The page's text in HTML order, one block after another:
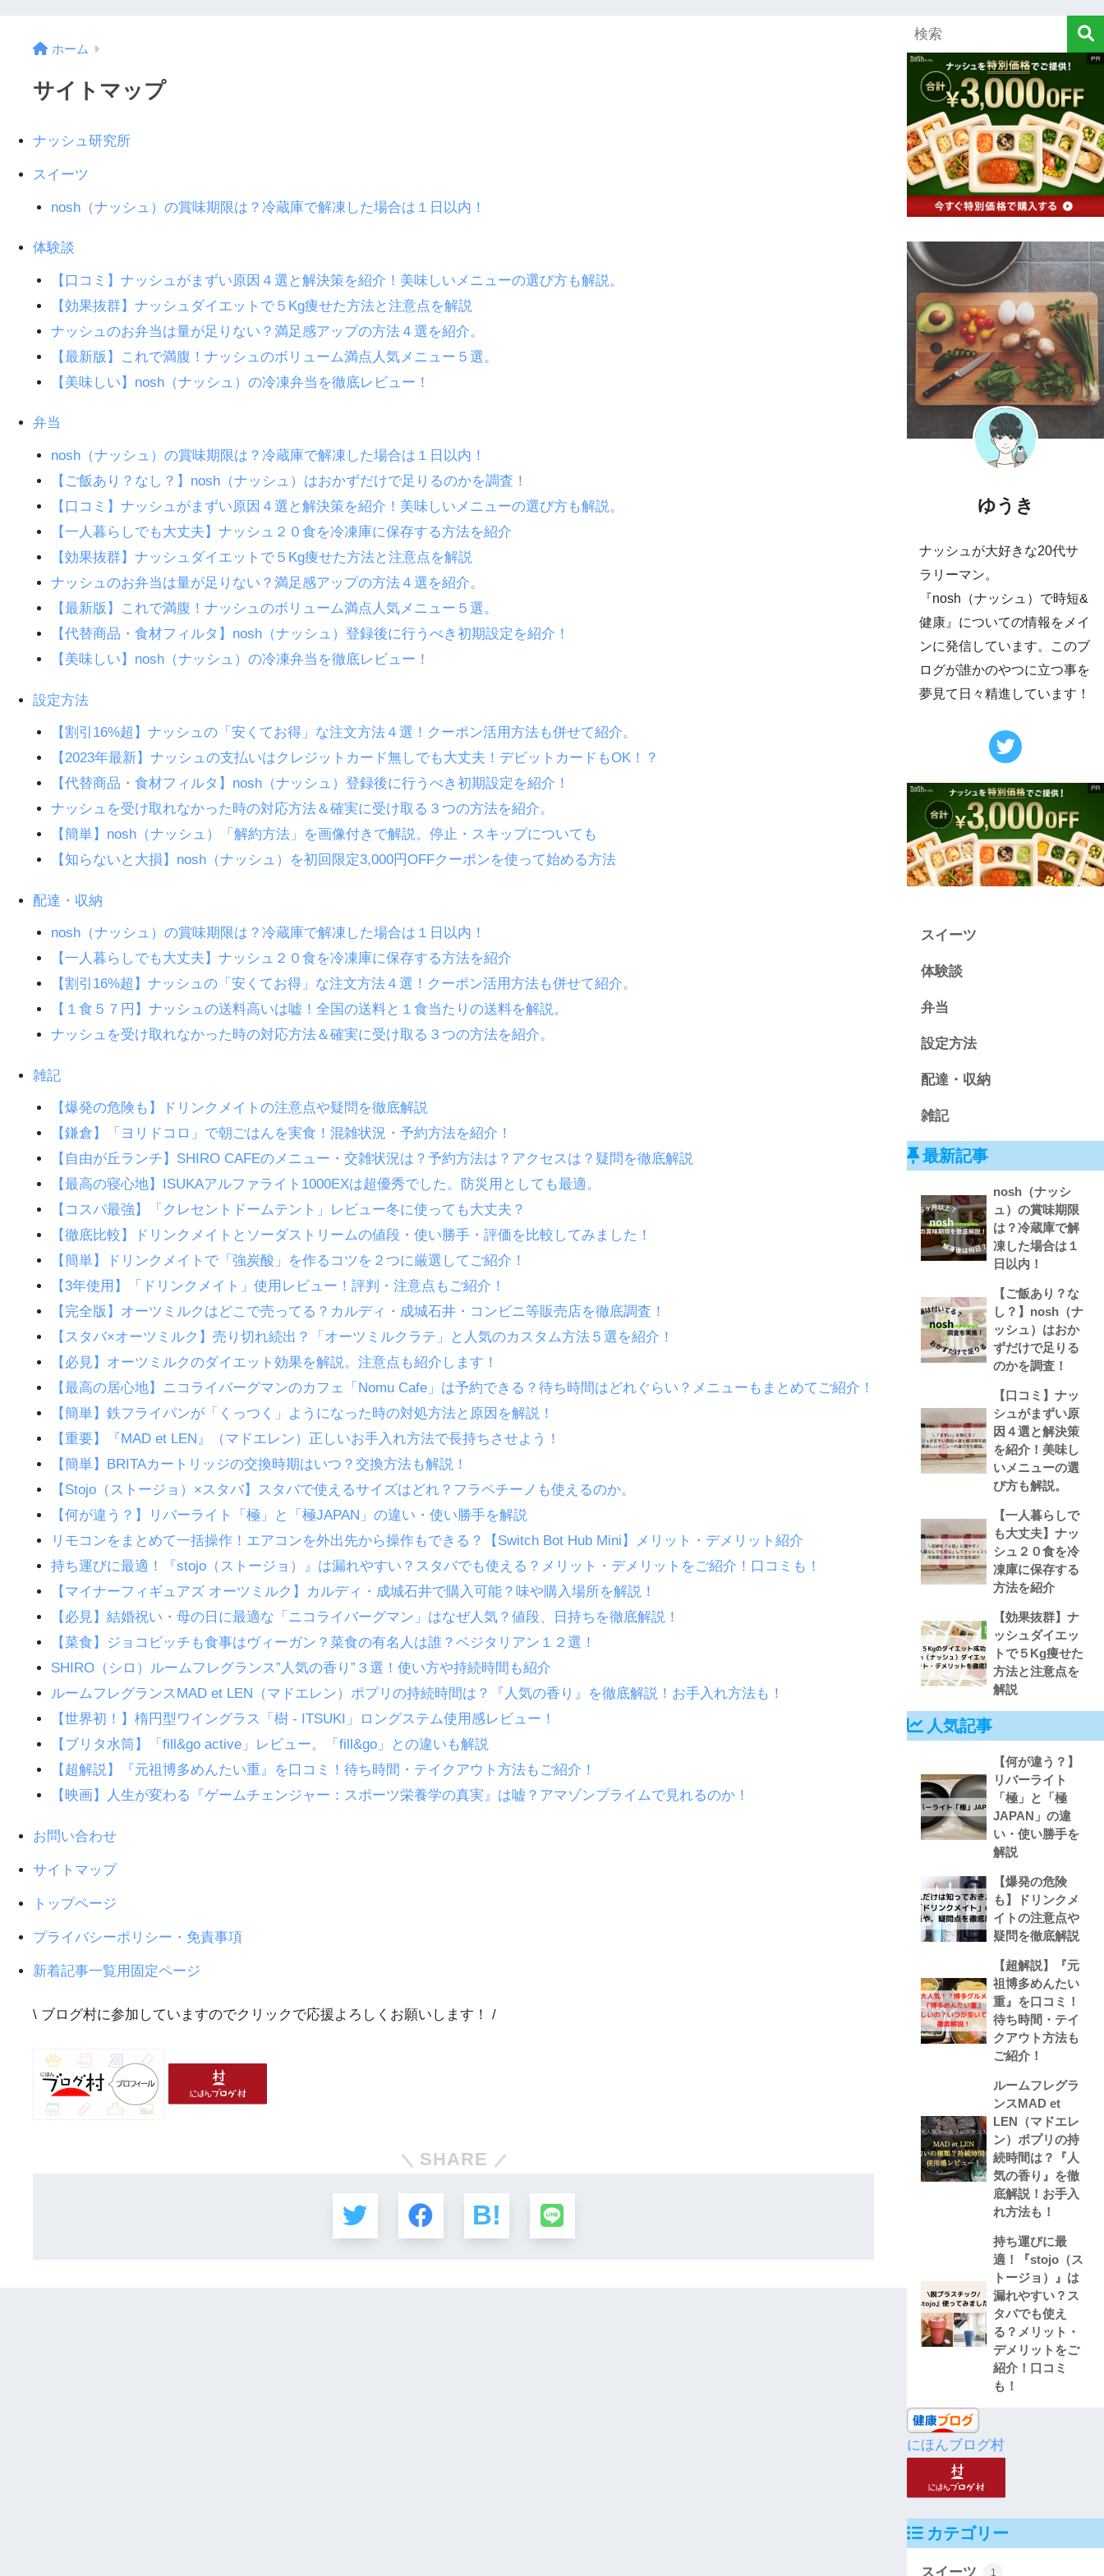
ホーム
サイトマップ
ナッシュ研究所
スイーツ
nosh（ナッシュ）の賞味期限は？冷蔵庫で解凍した場合は１日以内！
体験談
【口コミ】ナッシュがまずい原因４選と解決策を紹介！美味しいメニューの選び方も解説。
【効果抜群】ナッシュダイエットで５Kg痩せた方法と注意点を解説
ナッシュのお弁当は量が足りない？満足感アップの方法４選を紹介。
【最新版】これで満腹！ナッシュのボリューム満点人気メニュー５選。
【美味しい】nosh（ナッシュ）の冷凍弁当を徹底レビュー！
弁当
nosh（ナッシュ）の賞味期限は？冷蔵庫で解凍した場合は１日以内！
【ご飯あり？なし？】nosh（ナッシュ）はおかずだけで足りるのかを調査！
【口コミ】ナッシュがまずい原因４選と解決策を紹介！美味しいメニューの選び方も解説。
【一人暮らしでも大丈夫】ナッシュ２０食を冷凍庫に保存する方法を紹介
【効果抜群】ナッシュダイエットで５Kg痩せた方法と注意点を解説
ナッシュのお弁当は量が足りない？満足感アップの方法４選を紹介。
【最新版】これで満腹！ナッシュのボリューム満点人気メニュー５選。
【代替商品・食材フィルタ】nosh（ナッシュ）登録後に行うべき初期設定を紹介！
【美味しい】nosh（ナッシュ）の冷凍弁当を徹底レビュー！
設定方法
【割引16%超】ナッシュの「安くてお得」な注文方法４選！クーポン活用方法も併せて紹介。
【2023年最新】ナッシュの支払いはクレジットカード無しでも大丈夫！デビットカードもOK！？
【代替商品・食材フィルタ】nosh（ナッシュ）登録後に行うべき初期設定を紹介！
ナッシュを受け取れなかった時の対応方法＆確実に受け取る３つの方法を紹介。
【簡単】nosh（ナッシュ）「解約方法」を画像付きで解説。停止・スキップについても
【知らないと大損】nosh（ナッシュ）を初回限定3,000円OFFクーポンを使って始める方法
配達・収納
nosh（ナッシュ）の賞味期限は？冷蔵庫で解凍した場合は１日以内！
【一人暮らしでも大丈夫】ナッシュ２０食を冷凍庫に保存する方法を紹介
【割引16%超】ナッシュの「安くてお得」な注文方法４選！クーポン活用方法も併せて紹介。
【１食５７円】ナッシュの送料高いは嘘！全国の送料と１食当たりの送料を解説。
ナッシュを受け取れなかった時の対応方法＆確実に受け取る３つの方法を紹介。
雑記
【爆発の危険も】ドリンクメイトの注意点や疑問を徹底解説
【鎌倉】「ヨリドコロ」で朝ごはんを実食！混雑状況・予約方法を紹介！
【自由が丘ランチ】SHIRO CAFEのメニュー・交雑状況は？予約方法は？アクセスは？疑問を徹底解説
【最高の寝心地】ISUKAアルファライト1000EXは超優秀でした。防災用としても最適。
【コスパ最強】「クレセントドームテント」レビュー冬に使っても大丈夫？
【徹底比較】ドリンクメイトとソーダストリームの値段・使い勝手・評価を比較してみました！
【簡単】ドリンクメイトで「強炭酸」を作るコツを２つに厳選してご紹介！
【3年使用】「ドリンクメイト」使用レビュー！評判・注意点もご紹介！
【完全版】オーツミルクはどこで売ってる？カルディ・成城石井・コンビニ等販売店を徹底調査！
【スタバ×オーツミルク】売り切れ続出？「オーツミルクラテ」と人気のカスタム方法５選を紹介！
【必見】オーツミルクのダイエット効果を解説。注意点も紹介します！
【最高の居心地】ニコライバーグマンのカフェ「Nomu Cafe」は予約できる？待ち時間はどれぐらい？メニューもまとめてご紹介！
【簡単】鉄フライパンが「くっつく」ようになった時の対処方法と原因を解説！
【重要】『MAD et LEN』（マドエレン）正しいお手入れ方法で長持ちさせよう！
【簡単】BRITAカートリッジの交換時期はいつ？交換方法も解説！
【Stojo（ストージョ）×スタバ】スタバで使えるサイズはどれ？フラペチーノも使えるのか。
【何が違う？】リバーライト「極」と「極JAPAN」の違い・使い勝手を解説
リモコンをまとめて一括操作！エアコンを外出先から操作もできる？【Switch Bot Hub Mini】メリット・デメリット紹介
持ち運びに最適！『stojo（ストージョ）』は漏れやすい？スタバでも使える？メリット・デメリットをご紹介！口コミも！
【マイナーフィギュアズ オーツミルク】カルディ・成城石井で購入可能？味や購入場所を解説！
【必見】結婚祝い・母の日に最適な「ニコライバーグマン」はなぜ人気？値段、日持ちを徹底解説！
【菜食】ジョコビッチも食事はヴィーガン？菜食の有名人は誰？ベジタリアン１２選！
SHIRO（シロ）ルームフレグランス”人気の香り”３選！使い方や持続時間も紹介
ルームフレグランスMAD et LEN（マドエレン）ポプリの持続時間は？『人気の香り』を徹底解説！お手入れ方法も！
【世界初！】楕円型ワイングラス「樹 - ITSUKI」ロングステム使用感レビュー！
【ブリタ水筒】「fill&go active」レビュー。「fill&go」との違いも解説
【超解説】『元祖博多めんたい重』を口コミ！待ち時間・テイクアウト方法もご紹介！
【映画】人生が変わる『ゲームチェンジャー：スポーツ栄養学の真実』は嘘？アマゾンプライムで見れるのか！
お問い合わせ
サイトマップ
トップページ
プライバシーポリシー・免責事項
新着記事一覧用固定ページ
\ ブログ村に参加していますのでクリックで応援よろしくお願いします！ /
SHARE
ゆうき
ナッシュが大好きな20代サ
ラリーマン。
『nosh（ナッシュ）で時短&
健康』についての情報をメイ
ンに発信しています。このブ
ログが誰かのやつに立つ事を
夢見て日々精進しています！
スイーツ
体験談
弁当
設定方法
配達・収納
雑記
最新記事
nosh（ナッシ
ュ）の賞味期限
は？冷蔵庫で解
凍した場合は１
日以内！
【ご飯あり？な
し？】nosh（ナ
ッシュ）はおか
ずだけで足りる
のかを調査！
【口コミ】ナッ
シュがまずい原
因４選と解決策
を紹介！美味し
いメニューの選
び方も解説。
【一人暮らしで
も大丈夫】ナッ
シュ２０食を冷
凍庫に保存する
方法を紹介
【効果抜群】ナ
ッシュダイエッ
トで５Kg痩せた
方法と注意点を
解説
人気記事
【何が違う？】
リバーライト
「極」と「極
JAPAN」の違
い・使い勝手を
解説
【爆発の危険
も】ドリンクメ
イトの注意点や
疑問を徹底解説
【超解説】『元
祖博多めんたい
重』を口コミ！
待ち時間・テイ
クアウト方法も
ご紹介！
ルームフレグラ
ンスMAD et
LEN（マドエレ
ン）ポプリの持
続時間は？『人
気の香り』を徹
底解説！お手入
れ方法も！
持ち運びに最
適！『stojo（ス
トージョ）』は
漏れやすい？ス
タバでも使え
る？メリット・
デメリットをご
紹介！口コミ
も！
にほんブログ村
カテゴリー
スイーツ 1